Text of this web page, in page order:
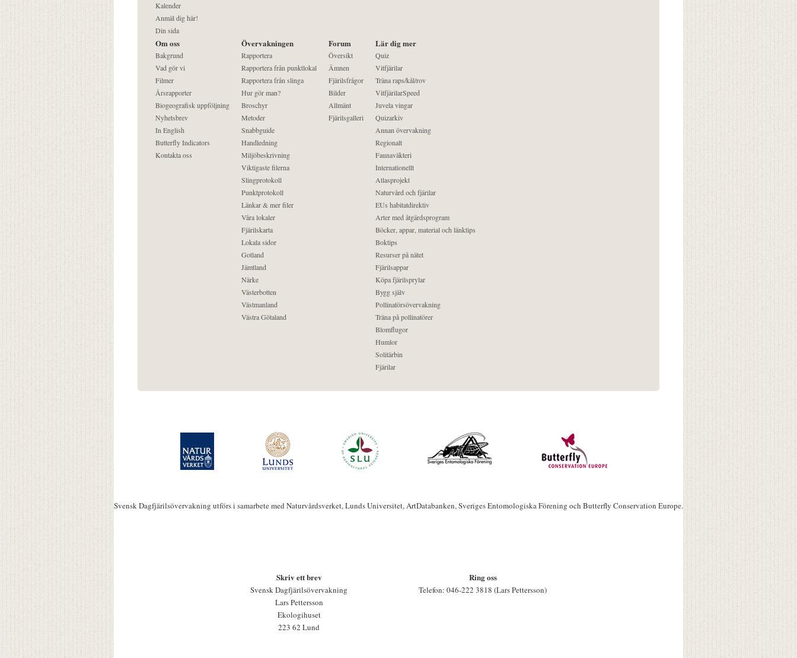
Kalender
Anmäl dig här!
Din sida
Om oss
Bakgrund
Vad gör vi
Filmer
Årsrapporter
Biogeografisk uppföljning
Nyhetsbrev
In English
Butterfly Indicators
Kontakta oss
Övervakningen
Rapportera
Rapportera från punktlokal
Rapportera från slinga
Hur gör man?
Broschyr
Metoder
Snabbguide
Handledning
Miljöbeskrivning
Viktigaste filerna
Slingprotokoll
Punktprotokoll
Länkar & mer filer
Våra lokaler
Fjärilskarta
Lokala sidor
Gotland
Jämtland
Närke
Västerbotten
Västmanland
Västra Götaland
Forum
Översikt
Ämnen
Fjärilsfrågor
Bilder
Allmänt
Fjärilsgalleri
Lär dig mer
Quiz
Vitfjärilar
Träna raps/kål/rov
VitfjärilarSpeed
Juvela vingar
Quizarkiv
Annan övervakning
Regionalt
Faunaväkteri
Internationellt
Atlasprojekt
Naturvård och fjärilar
EUs habitatdirektiv
Arter med åtgärdsprogram
Böcker, appar, material och länktips
Boktips
Resurser på nätet
Fjärilsappar
Köpa fjärilsprylar
Bygg själv
Pollinatörsövervakning
Träna på pollinatörer
Blomflugor
Humlor
Solitärbin
Fjärilar
Svensk Dagfjärilsövervakning utförs i samarbete med Naturvårdsverket, Lunds Universitet, ArtDatabanken, Sveriges Entomologiska Förening och Butterfly Conservation Europe.
Skriv ett brev
Svensk Dagfjärilsövervakning
Lars Pettersson
Ekologihuset
223 62 Lund
Ring oss
Telefon: 046-222 3818 (Lars Pettersson)